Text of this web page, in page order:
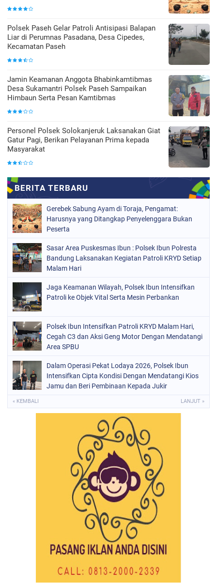
Polsek Paseh Gelar Patroli Antisipasi Balapan
Liar di Perumnas Pasadana, Desa Cipedes,
Kecamatan Paseh
Jamin Keamanan Anggota Bhabinkamtibmas
Desa Sukamantri Polsek Paseh Sampaikan
Himbaun Serta Pesan Kamtibmas
Personel Polsek Solokanjeruk Laksanakan Giat
Gatur Pagi, Berikan Pelayanan Prima kepada
Masyarakat
Gerebek Sabung Ayam di Toraja, Pengamat:
Harusnya yang Ditangkap Penyelenggara Bukan
Peserta
Sasar Area Puskesmas Ibun : Polsek Ibun Polresta
Bandung Laksanakan Kegiatan Patroli KRYD Setiap
Malam Hari
Jaga Keamanan Wilayah, Polsek Ibun Intensifkan
Patroli ke Objek Vital Serta Mesin Perbankan
Polsek Ibun Intensifkan Patroli KRYD Malam Hari,
Cegah C3 dan Aksi Geng Motor Dengan Mendatangi
Area SPBU
Dalam Operasi Pekat Lodaya 2026, Polsek Ibun
Intensifkan Cipta Kondisi Dengan Mendatangi Kios
Jamu dan Beri Pembinaan Kepada Jukir
« KEMBALI LANJUT »